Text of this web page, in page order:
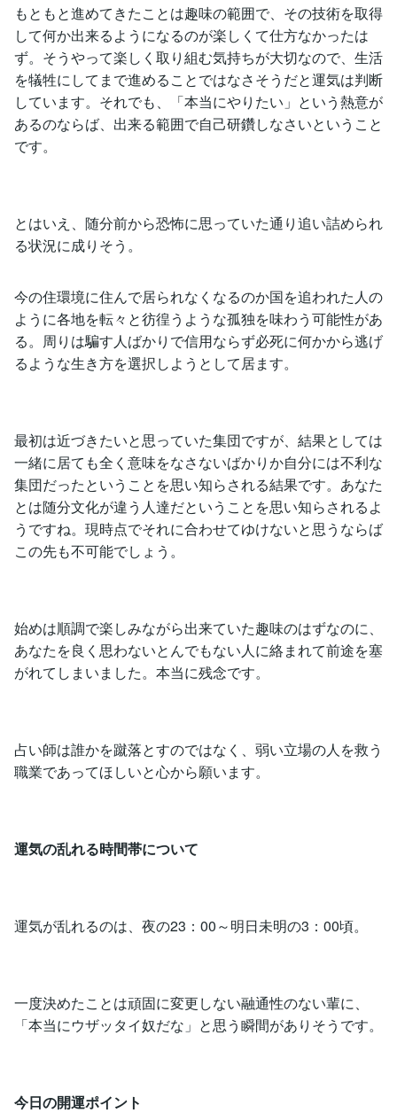
もともと進めてきたことは趣味の範囲で、その技術を取得
して何か出来るようになるのが楽しくて仕方なかったは
ず。そうやって楽しく取り組む気持ちが大切なので、生活
を犠牲にしてまで進めることではなさそうだと運気は判断
しています。それでも、「本当にやりたい」という熱意が
あるのならば、出来る範囲で自己研鑽しなさいということ
です。
とはいえ、随分前から恐怖に思っていた通り追い詰められ
る状況に成りそう。
今の住環境に住んで居られなくなるのか国を追われた人の
ように各地を転々と彷徨うような孤独を味わう可能性があ
る。周りは騙す人ばかりで信用ならず必死に何かから逃げ
るような生き方を選択しようとして居ます。
最初は近づきたいと思っていた集団ですが、結果としては
一緒に居ても全く意味をなさないばかりか自分には不利な
集団だったということを思い知らされる結果です。あなた
とは随分文化が違う人達だということを思い知らされるよ
うですね。現時点でそれに合わせてゆけないと思うならば
この先も不可能でしょう。
始めは順調で楽しみながら出来ていた趣味のはずなのに、
あなたを良く思わないとんでもない人に絡まれて前途を塞
がれてしまいました。本当に残念です。
占い師は誰かを蹴落とすのではなく、弱い立場の人を救う
職業であってほしいと心から願います。
運気の乱れる時間帯について
運気が乱れるのは、夜の23：00～明日未明の3：00頃。
一度決めたことは頑固に変更しない融通性のない輩に、
「本当にウザッタイ奴だな」と思う瞬間がありそうです。
今日の開運ポイント